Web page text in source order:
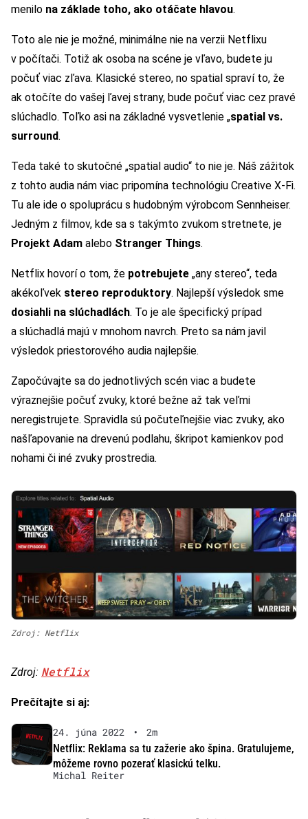
menilo na základe toho, ako otáčate hlavou.
Toto ale nie je možné, minimálne nie na verzii Netflixu
v počítači. Totiž ak osoba na scéne je vľavo, budete ju
počuť viac zľava. Klasické stereo, no spatial spraví to, že
ak otočíte do vašej ľavej strany, bude počuť viac cez pravé
slúchadlo. Toľko asi na základné vysvetlenie „spatial vs.
surround.
Teda také to skutočné „spatial audio“ to nie je. Náš zážitok
z tohto audia nám viac pripomína technológiu Creative X-Fi.
Tu ale ide o spoluprácu s hudobným výrobcom Sennheiser.
Jedným z filmov, kde sa s takýmto zvukom stretnete, je
Projekt Adam alebo Stranger Things.
Netflix hovorí o tom, že potrebujete „any stereo“, teda
akékoľvek stereo reproduktory. Najlepší výsledok sme
dosiahli na slúchadlách. To je ale špecifický prípad
a slúchadlá majú v mnohom navrch. Preto sa nám javil
výsledok priestorového audia najlepšie.
Započúvajte sa do jednotlivých scén viac a budete
výraznejšie počuť zvuky, ktoré bežne až tak veľmi
neregistrujete. Spravidla sú počuteľnejšie viac zvuky, ako
našľapovanie na drevenú podlahu, škripot kamienkov pod
nohami či iné zvuky prostredia.
Zdroj: Netflix
Zdroj: Netflix
Prečítajte si aj:
24. júna 2022 •
2m
Netflix: Reklama sa tu zažerie ako špina. Gratulujeme,
môžeme rovno pozerať klasickú telku.
Michal Reiter